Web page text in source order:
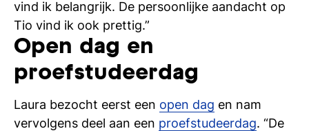
vind ik belangrijk. De persoonlijke aandacht op
Tio vind ik ook prettig.”
Open dag en
proefstudeerdag
Laura bezocht eerst een open dag en nam
vervolgens deel aan een proefstudeerdag. “De